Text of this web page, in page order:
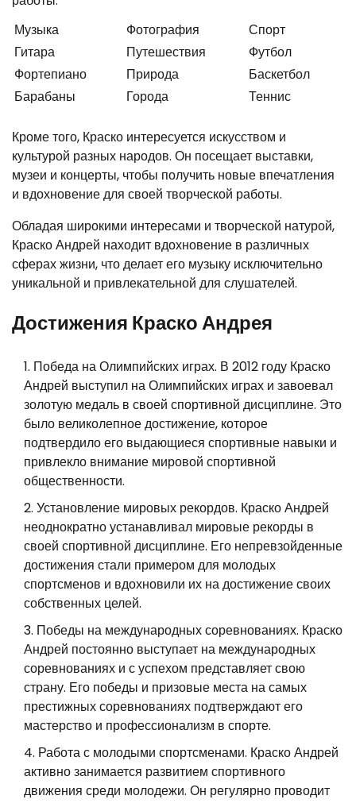
Музыка
Фотография
Спорт
Гитара
Путешествия
Футбол
Фортепиано
Природа
Баскетбол
Барабаны
Города Теннис
Кроме того, Краско интересуется искусством и
культурой разных народов. Он посещает выставки,
музеи и концерты, чтобы получить новые впечатления
и вдохновение для своей творческой работы.
Обладая широкими интересами и творческой натурой,
Краско Андрей находит вдохновение в различных
сферах жизни, что делает его музыку исключительно
уникальной и привлекательной для слушателей.
Достижения Краско Андрея
Победа на Олимпийских играх. В 2012 году Краско
Андрей выступил на Олимпийских играх и завоевал
золотую медаль в своей спортивной дисциплине. Это
было великолепное достижение, которое
подтвердило его выдающиеся спортивные навыки и
привлекло внимание мировой спортивной
общественности.
Установление мировых рекордов. Краско Андрей
неоднократно устанавливал мировые рекорды в
своей спортивной дисциплине. Его непревзойденные
достижения стали примером для молодых
спортсменов и вдохновили их на достижение своих
собственных целей.
Победы на международных соревнованиях. Краско
Андрей постоянно выступает на международных
соревнованиях и с успехом представляет свою
страну. Его победы и призовые места на самых
престижных соревнованиях подтверждают его
мастерство и профессионализм в спорте.
Работа с молодыми спортсменами. Краско Андрей
активно занимается развитием спортивного
движения среди молодежи. Он регулярно проводит